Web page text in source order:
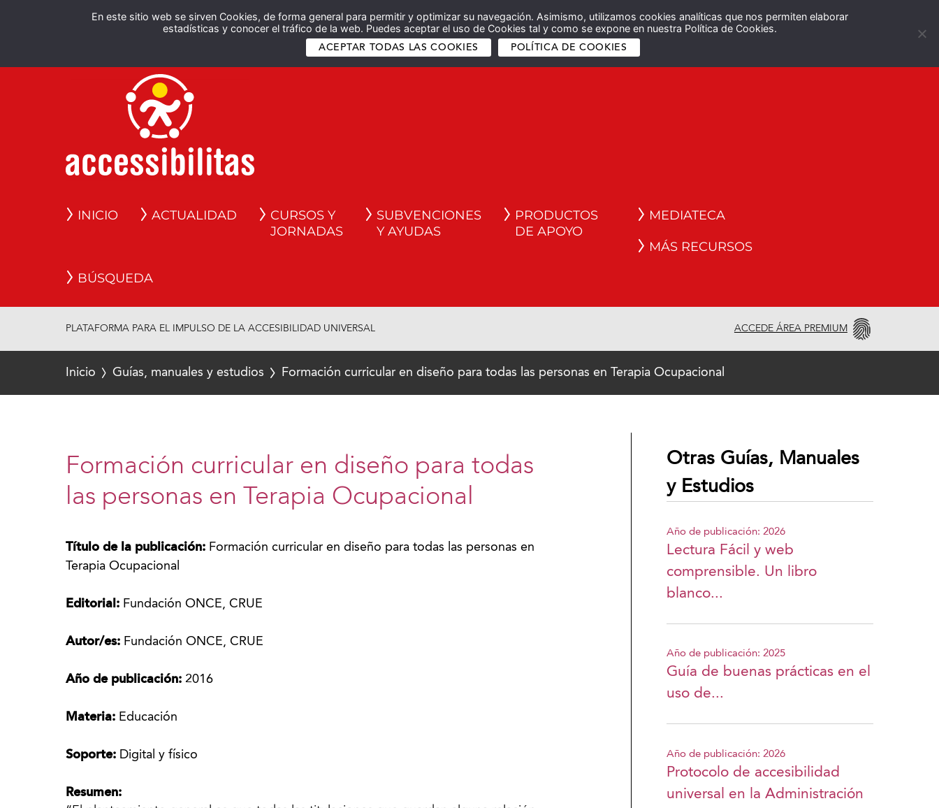
En este sitio web se sirven Cookies, de forma general para permitir y optimizar su navegación. Asimismo, utilizamos cookies analíticas que nos permiten elaborar
estadísticas y conocer el tráfico de la web. Puedes aceptar el uso de Cookies tal y como se expone en nuestra Política de Cookies.
ACEPTAR TODAS LAS COOKIES POLÍTICA DE COOKIES
Español English
INICIO ACTUALIDAD
CURSOS Y
JORNADAS
SUBVENCIONES
Y AYUDAS
PRODUCTOS
DE APOYO
MEDIATECA
MÁS RECURSOS
BÚSQUEDA
PLATAFORMA PARA EL IMPULSO DE LA ACCESIBILIDAD UNIVERSAL ACCEDE ÁREA PREMIUM
Inicio Guías, manuales y estudios Formación curricular en diseño para todas las personas en Terapia Ocupacional
Formación curricular en diseño para todas
las personas en Terapia Ocupacional
Título de la publicación: Formación curricular en diseño para todas las personas en
Terapia Ocupacional
Editorial: Fundación ONCE, CRUE
Autor/es: Fundación ONCE, CRUE
Año de publicación: 2016
Materia: Educación
Soporte: Digital y físico
Resumen:
Otras Guías, Manuales
y Estudios
Año de publicación: 2026
Lectura Fácil y web
comprensible. Un libro
blanco...
Año de publicación: 2025
Guía de buenas prácticas en el
uso de...
Año de publicación: 2026
Protocolo de accesibilidad
universal en la Administración